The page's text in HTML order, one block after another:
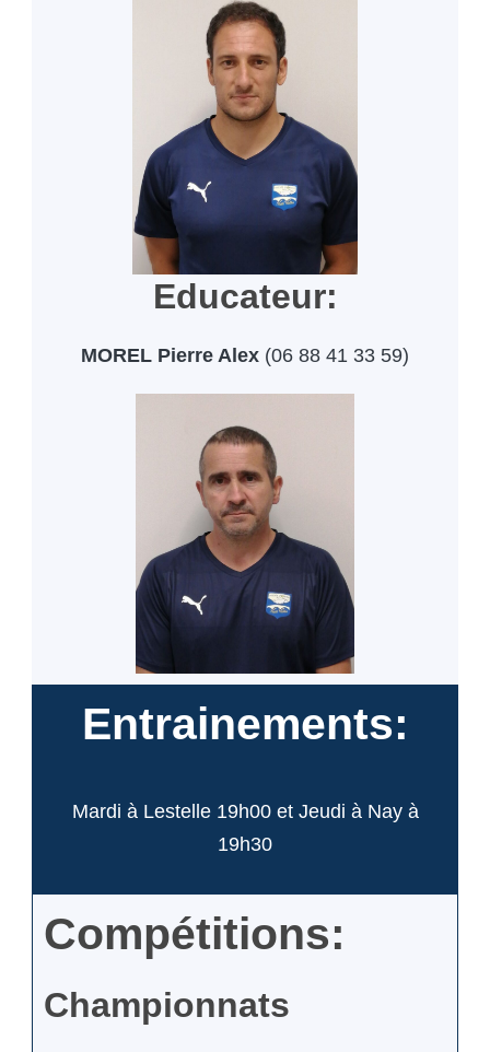
Educateur:
MOREL Pierre Alex (06 88 41 33 59)
Entrainements:
Mardi à Lestelle 19h00 et Jeudi à Nay à
19h30
Compétitions:
Championnats